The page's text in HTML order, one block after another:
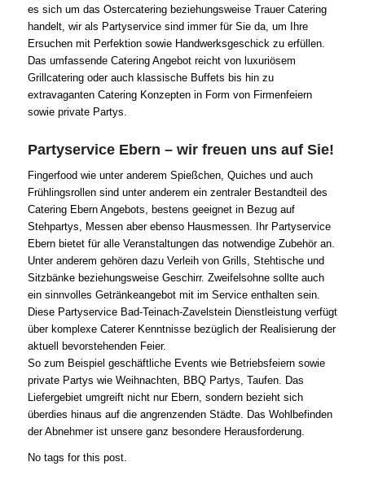
es sich um das Ostercatering beziehungsweise Trauer Catering
handelt, wir als Partyservice sind immer für Sie da, um Ihre
Ersuchen mit Perfektion sowie Handwerksgeschick zu erfüllen.
Das umfassende Catering Angebot reicht von luxuriösem
Grillcatering oder auch klassische Buffets bis hin zu
extravaganten Catering Konzepten in Form von Firmenfeiern
sowie private Partys.
Partyservice Ebern – wir freuen uns auf Sie!
Fingerfood wie unter anderem Spießchen, Quiches und auch
Frühlingsrollen sind unter anderem ein zentraler Bestandteil des
Catering Ebern Angebots, bestens geeignet in Bezug auf
Stehpartys, Messen aber ebenso Hausmessen. Ihr Partyservice
Ebern bietet für alle Veranstaltungen das notwendige Zubehör an.
Unter anderem gehören dazu Verleih von Grills, Stehtische und
Sitzbänke beziehungsweise Geschirr. Zweifelsohne sollte auch
ein sinnvolles Getränkeangebot mit im Service enthalten sein.
Diese Partyservice Bad-Teinach-Zavelstein Dienstleistung verfügt
über komplexe Caterer Kenntnisse bezüglich der Realisierung der
aktuell bevorstehenden Feier.
So zum Beispiel geschäftliche Events wie Betriebsfeiern sowie
private Partys wie Weihnachten, BBQ Partys, Taufen. Das
Liefergebiet umgreift nicht nur Ebern, sondern bezieht sich
überdies hinaus auf die angrenzenden Städte. Das Wohlbefinden
der Abnehmer ist unsere ganz besondere Herausforderung.
No tags for this post.